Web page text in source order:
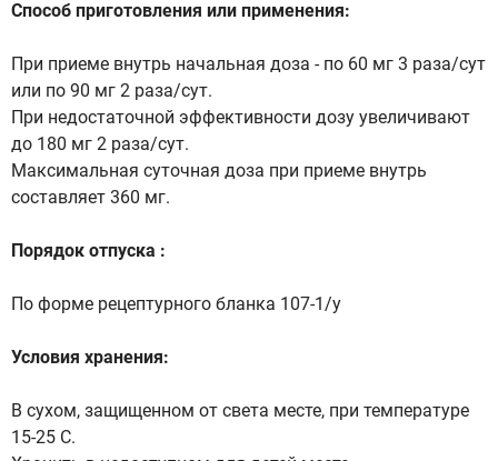
Способ приготовления или применения:
При приеме внутрь начальная доза - по 60 мг 3 раза/сут
или по 90 мг 2 раза/сут.
При недостаточной эффективности дозу увеличивают
до 180 мг 2 раза/сут.
Максимальная суточная доза при приеме внутрь
составляет 360 мг.
Порядок отпуска :
По форме рецептурного бланка 107-1/у
Условия хранения:
В сухом, защищенном от света месте, при температуре
15-25 C.